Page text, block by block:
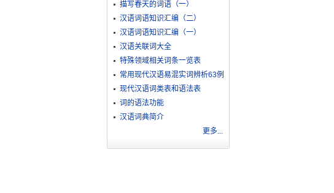
描写春天的词语（一）
汉语词语知识汇编（二）
汉语词语知识汇编（一）
汉语关联词大全
特殊领域相关词条一览表
常用现代汉语易混实词辨析63例
现代汉语词类表和语法表
词的语法功能
汉语词典简介
更多...